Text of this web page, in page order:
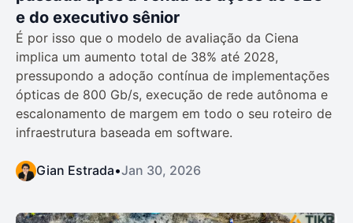
e do executivo sênior
É por isso que o modelo de avaliação da Ciena
implica um aumento total de 38% até 2028,
pressupondo a adoção contínua de implementações
ópticas de 800 Gb/s, execução de rede autônoma e
escalonamento de margem em todo o seu roteiro de
infraestrutura baseada em software.
Gian Estrada•Jan 30, 2026